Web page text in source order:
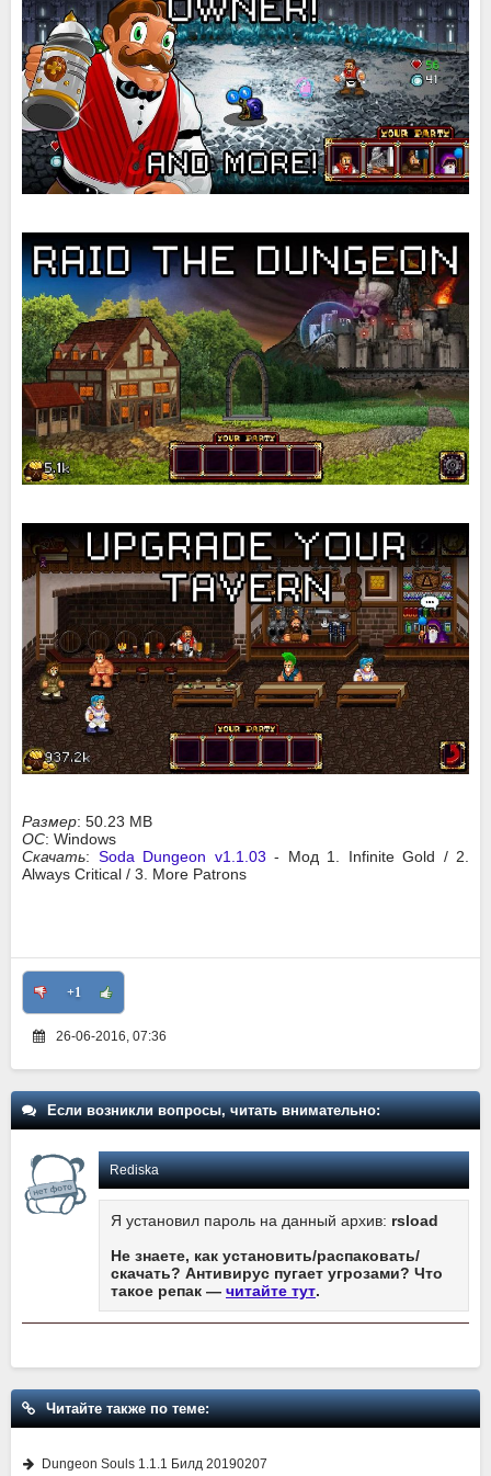
Размер: 50.23 MB
ОС: Windows
Скачать: Soda Dungeon v1.1.03 - Мод 1. Infinite Gold / 2.
Always Critical / 3. More Patrons
+1
26-06-2016, 07:36
Если возникли вопросы, читать внимательно:
Rediska
Я установил пароль на данный архив: rsload
Не знаете, как установить/распаковать/
скачать? Антивирус пугает угрозами? Что
такое репак — читайте тут.
Читайте также по теме:
Dungeon Souls 1.1.1 Билд 20190207